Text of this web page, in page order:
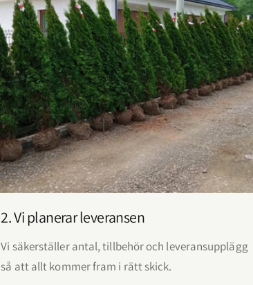
2. Vi planerar leveransen
Vi säkerställer antal, tillbehör och leveransupplägg
så att allt kommer fram i rätt skick.